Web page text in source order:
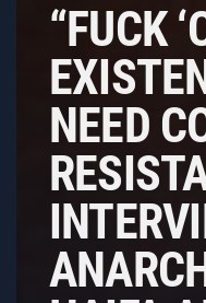
“FUCK
NEED